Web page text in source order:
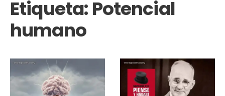
Etiqueta:Potencial
humano